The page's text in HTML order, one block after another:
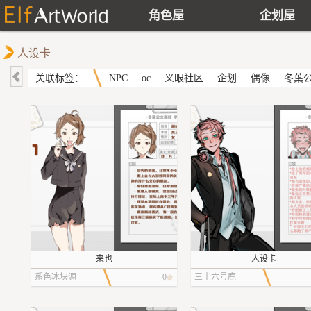
角色屋 企划屋
人设卡
关联标签： NPC oc 义眼社区 企划 偶像 冬葉
来也
系色冰块源
0
人设卡
三十六号鹿